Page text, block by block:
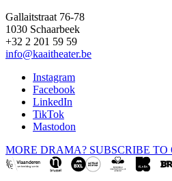
Gallaitstraat 76-78
1030 Schaarbeek
+32 2 201 59 59
info@kaaitheater.be
Instagram
Facebook
LinkedIn
TikTok
Mastodon
MORE DRAMA? SUBSCRIBE TO